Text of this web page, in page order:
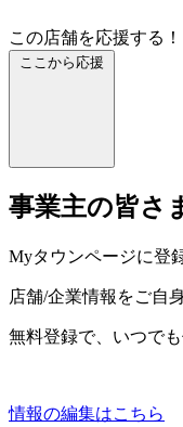
この店舗を応援する！
ここから応援
事業主の皆さ
Myタウンページに登
店舗/企業情報をご自
無料登録で、いつで
情報の編集はこちら